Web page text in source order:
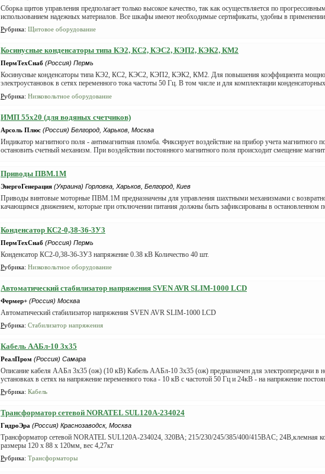
Сборка щитов управления предполагает только высокое качество, так как осуществляется по
использованием надежных материалов. Все шкафы имеют необходимые сертификаты, удобны в
Рубрика: Щитовое оборудование
Косинусные конденсаторы типа КЭ2, КС2, КЭС2, КЭП2, КЭК2, КМ2
ПермТехСнаб (Россия) Пермь
Косинусные конденсаторы типа КЭ2, КС2, КЭС2, КЭП2, КЭК2, КМ2. Для повышения коэффициента
электроустановок в сетях переменного тока частоты 50 Гц. В том числе и для комплектации
Рубрика: Низковольтное оборудование
ИМП 55х20 (для водяных счетчиков)
Арсоль Плюс (Россия) Белгород, Харьков, Москва
Индикатор магнитного поля - антимагнитная пломба. Фиксирует воздействие на прибор учета магнитного
остановить счетный механизм. При воздействии постоянного магнитного поля происходит смещение
Приводы ПВМ.1М
ЭнергоГенерация (Украина) Горловка, Харьков, Белгород, Киев
Приводы винтовые моторные ПВМ.1М предназначены для управления шахтными механизмами с
качающимся движением, которые при отключении питания должны быть зафиксированы в остановленном
Конденсатор КС2-0,38-36-3У3
ПермТехСнаб (Россия) Пермь
Конденсатор КС2-0,38-36-3У3 напряжение 0.38 кВ Количество 40 шт.
Рубрика: Низковольтное оборудование
Автоматический стабилизатор напряжения SVEN AVR SLIM-1000 LCD
Фермер+ (Россия) Москва
Автоматический стабилизатор напряжения SVEN AVR SLIM-1000 LCD
Рубрика: Стабилизатор напряжения
Кабель ААБл-10 3х35
РеалПром (Россия) Самара
Описание кабеля ААБл 3х35 (ож) (10 кВ) Кабель ААБл-10 3х35 (ож) предназначен для электропередачи в
установках в сетях на напряжение переменного тока - 10 кВ с частотой 50 Гц и 24кВ - на напряжение
Рубрика: Кабель
Трансформатор сетевой NORATEL SUL120A-234024
ГидроЭра (Россия) Краснозаводск, Москва
Трансформатор сетевой NORATEL SUL120A-234024, 320ВА; 215/230/245/385/400/415ВAC; 24В,клемная
размеры 120 x 88 x 120мм, вес 4,27кг
Рубрика: Трансформаторы